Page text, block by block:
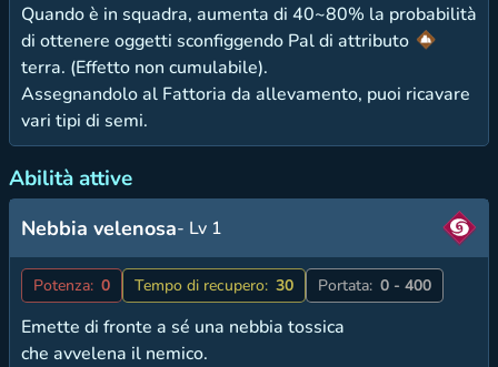
Quando è in squadra, aumenta di 40~80% la probabilità
di ottenere oggetti sconfiggendo Pal di attributo
terra. (Effetto non cumulabile).
Assegnandolo al Fattoria da allevamento, puoi ricavare
vari tipi di semi.
Abilità attive
Nebbia velenosa- Lv 1
Potenza: 0 Tempo di recupero: 30 Portata: 0 - 400
Emette di fronte a sé una nebbia tossica
che avvelena il nemico.